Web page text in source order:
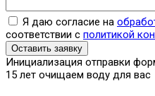
Я даю согласие на
соответствии с политикой
Оставить заявку
Инициализация отправки
15 лет очищаем воду для вас